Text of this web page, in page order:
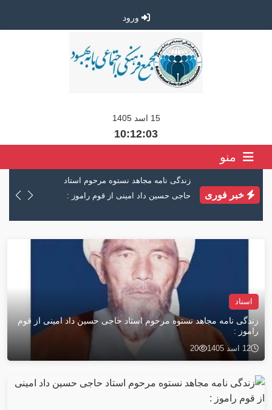
ورود
15 اسد 1405
10:12:03
منو
خبر فوری
زندگی نامه مجاهد نستوه مرحوم استاد
حاجی حسین داد امینی از قوم راموز :
انجنیر
اسناد
زندگی نامه مجاهد نستوه مرحوم استاد حاجی حسین داد امینی از قوم
راموز :
12 اسد 1405 20